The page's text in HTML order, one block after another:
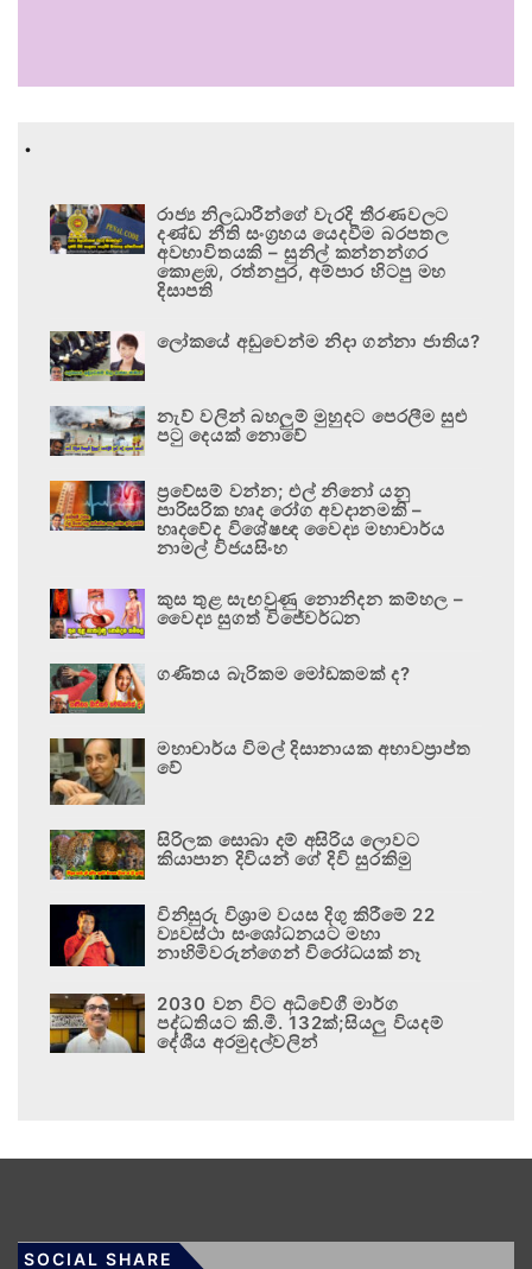
.
රාජ්‍ය නිලධාරීන්ගේ වැරදි තීරණවලට
දණ්ඩ නීති සංග්‍රහය යෙදවීම බරපතල
අවභාවිතයකි – සුනිල් කන්නන්ගර
කොළඹ, රත්නපුර, අම්පාර හිටපු මහ
දිසාපති
ලෝකයේ අඩුවෙන්ම නිදා ගන්නා ජාතිය?
නැව් වලින් බහලුම් මුහුදට පෙරලීම සුළු
පටු දෙයක් නොවේ
ප්‍රවේසම් වන්න; එල් නිනෝ යනු
පාරිසරික හෘද රෝග අවදානමකි –
හෘදවේද විශේෂඥ වෛද්‍ය මහාචාර්ය
නාමල් විජයසිංහ
කුස තුළ සැඟවුණු නොනිදන කම්හල –
වෛද්‍ය සුගත් විජේවර්ධන
ගණිතය බැරිකම මෝඩකමක් ද?
මහාචාර්ය විමල් දිසානායක අභාවප්‍රාප්ත
වේ
සිරිලක සොබා දම් අසිරිය ලොවට
කියාපාන දිවියන් ගේ දිවි සුරකිමු
විනිසුරු විශ්‍රාම වයස දිගු කිරීමේ 22
ව්‍යවස්ථා සංශෝධනයට මහා
නාහිමිවරුන්ගෙන් විරෝධයක් නෑ
2030 වන විට අධිවේගී මාර්ග
පද්ධතියට කි.මී. 132ක්;සියලු වියදම්
දේශීය අරමුදල්වලින්
SOCIAL SHARE